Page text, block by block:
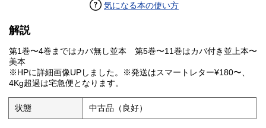
気になる本の使い方
解説
第1巻〜4巻まではカバ無し並本 第5巻〜11巻はカバ付き並上本〜
美本
※HPに詳細画像UPしました。※発送はスマートレター¥180〜、
4Kg超過は宅急便となります。
状態 中古品（良好）